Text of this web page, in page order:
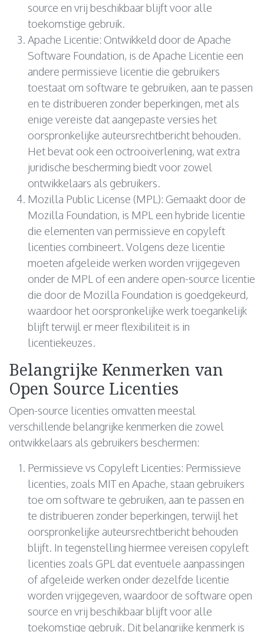
source en vrij beschikbaar blijft voor alle
toekomstige gebruik.
Apache Licentie: Ontwikkeld door de Apache
Software Foundation, is de Apache Licentie een
andere permissieve licentie die gebruikers
toestaat om software te gebruiken, aan te passen
en te distribueren zonder beperkingen, met als
enige vereiste dat aangepaste versies het
oorspronkelijke auteursrechtbericht behouden.
Het bevat ook een octrooiverlening, wat extra
juridische bescherming biedt voor zowel
ontwikkelaars als gebruikers.
Mozilla Public License (MPL): Gemaakt door de
Mozilla Foundation, is MPL een hybride licentie
die elementen van permissieve en copyleft
licenties combineert. Volgens deze licentie
moeten afgeleide werken worden vrijgegeven
onder de MPL of een andere open-source licentie
die door de Mozilla Foundation is goedgekeurd,
waardoor het oorspronkelijke werk toegankelijk
blijft terwijl er meer flexibiliteit is in
licentiekeuzes.
Belangrijke Kenmerken van
Open Source Licenties
Open-source licenties omvatten meestal
verschillende belangrijke kenmerken die zowel
ontwikkelaars als gebruikers beschermen:
Permissieve vs Copyleft Licenties: Permissieve
licenties, zoals MIT en Apache, staan gebruikers
toe om software te gebruiken, aan te passen en
te distribueren zonder beperkingen, terwijl het
oorspronkelijke auteursrechtbericht behouden
blijft. In tegenstelling hiermee vereisen copyleft
licenties zoals GPL dat eventuele aanpassingen
of afgeleide werken onder dezelfde licentie
worden vrijgegeven, waardoor de software open
source en vrij beschikbaar blijft voor alle
toekomstige gebruik. Dit belangrijke kenmerk is